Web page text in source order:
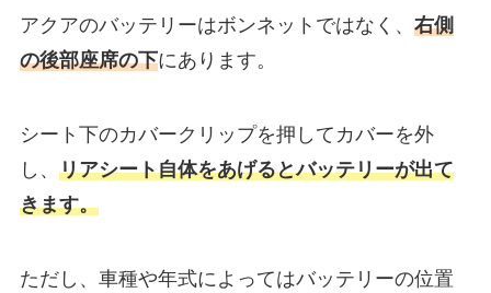
アクアのバッテリーはボンネットではなく、 右側
の後部座席の下にあります。
シート下のカバークリップを押してカバーを外
し、 リアシート自体をあげるとバッテリーが出て
きます。
ただし、車種や年式によってはバッテリーの位置